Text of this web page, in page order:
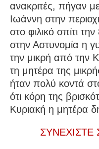
ανακριτές, πήγαν
Ιωάννη στην
στο φιλικό σπίτι
στην Αστυνομία η
την μικρή από την
τη μητέρα της
ήταν πολύ κοντά
ότι κόρη της
Κυριακή η μητέρα
ΣΥΝΕΧΙΣΤΕ